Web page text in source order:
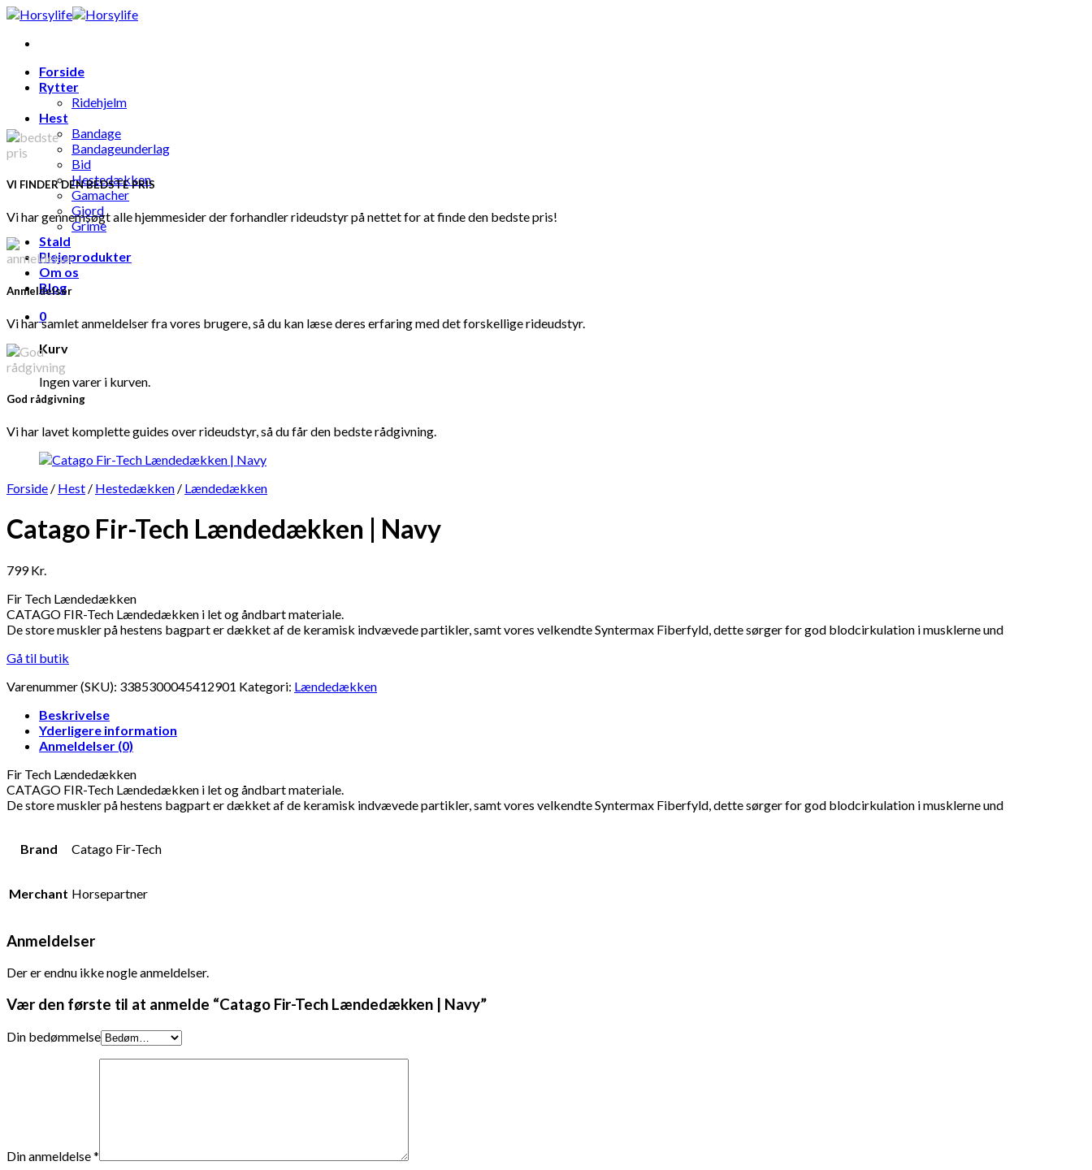
Skip
content
Forside
Rytter
Ridehjelm
Hest
Bandage
Bandageunderlag
Bid
Hestedækken
Gamacher
Gjord
Grime
Stald
Plejeprodukter
Om os
Blog
0
Kurv
Ingen varer i kurven.
VI FINDER DEN BEDSTE PRIS
Vi har gennemsøgt alle hjemmesider der forhandler rideudstyr på nettet for at finde den bedste pris!
Anmeldelser
Vi har samlet anmeldelser fra vores brugere, så du kan læse deres erfaring med det forskellige rideudstyr.
God rådgivning
Vi har lavet komplette guides over rideudstyr, så du får den bedste rådgivning.
Forside / Hest / Hestedækken / Lændedækken
Catago Fir-Tech Lændedækken | Navy
799Kr.
Fir Tech Lændedækken
CATAGO FIR-Tech Lændedækken i let og åndbart materiale.
De store muskler på hestens bagpart er dækket af de keramisk indvævede partikler, samt vores velkendte Syntermax Fiberfyld, dette sørger for god blodcirkulation i musklerne und
Gå til butik
Varenummer (SKU): 3385300045412901 Kategori: Lændedækken
Beskrivelse
Yderligere information
Anmeldelser (0)
Fir Tech Lændedækken
CATAGO FIR-Tech Lændedækken i let og åndbart materiale.
De store muskler på hestens bagpart er dækket af de keramisk indvævede partikler, samt vores velkendte Syntermax Fiberfyld, dette sørger for god blodcirkulation i musklerne und
Brand Catago Fir-Tech
Merchant Horsepartner
Anmeldelser
Der er endnu ikke nogle anmeldelser.
Vær den første til at anmelde “Catago Fir-Tech Lændedækken | Navy”
Din bedømmelse
Din anmeldelse*